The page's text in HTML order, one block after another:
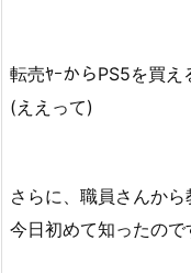
転売ﾔｰからPS5を買
(ええって)
さらに、職員さんか
今日初めて知ったので